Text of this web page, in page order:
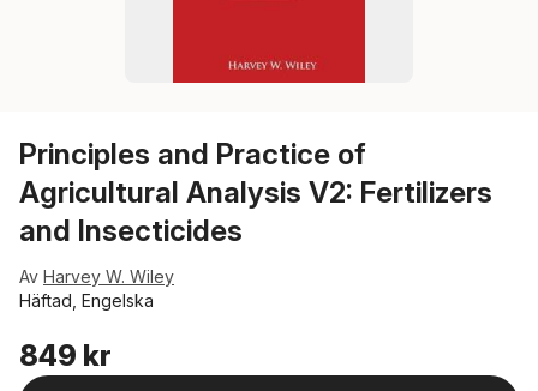
Principles and Practice of
Agricultural Analysis V2: Fertilizers
and Insecticides
Av Harvey W. Wiley
Häftad, Engelska
849 kr